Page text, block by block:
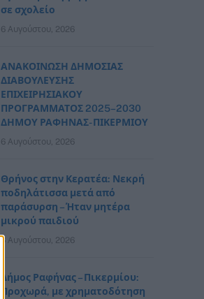
σε σχολείο
6 Αυγούστου, 2026
ΑΝΑΚΟΙΝΩΣΗ ΔΗΜΟΣΙΑΣ
ΔΙΑΒΟΥΛΕΥΣΗΣ
ΕΠΙΧΕΙΡΗΣΙΑΚΟΥ
ΠΡΟΓΡΑΜΜΑΤΟΣ 2025–2030
ΔΗΜΟΥ ΡΑΦΗΝΑΣ- ΠΙΚΕΡΜΙΟΥ
6 Αυγούστου, 2026
Θρήνος στην Κερατέα: Νεκρή
ποδηλάτισσα μετά από
παράσυρση – Ήταν μητέρα
μικρού παιδιού
6 Αυγούστου, 2026
Δήμος Ραφήνας – Πικερμίου:
Προχωρά, με χρηματοδότηση